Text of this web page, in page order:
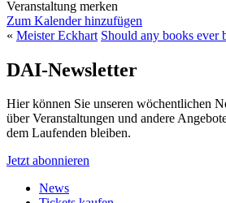
Veranstaltung merken
Zum Kalender hinzufügen
« Meister Eckhart Should any books ever
DAI-Newsletter
Hier können Sie unseren wöchentlichen
über Veranstaltungen und andere
dem Laufenden bleiben.
Jetzt abonnieren
News